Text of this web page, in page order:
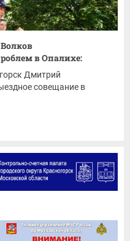
в Опалихе:
Дмитрий
совещание в